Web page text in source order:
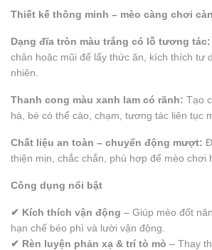
Thiết kế thông minh – mèo càng chơi
Dạng đĩa tròn màu trắng có lỗ tương tác:
chân hoặc mũi để lấy thức ăn, kích thích tư
nhiên.
Thanh cong màu xanh lam có rãnh: Tạo
hà, bé có thể cào, chạm, tương tác liên tục
Chất liệu an toàn – chuyển động mượt:
thiện mịn, chắc chắn, phù hợp để mèo chơi
Công dụng nổi bật
✔ Kích thích vận động – Giúp mèo đốt
hạn chế béo phì và lười vận động.
✔ Rèn luyện phản xạ & trí tò mò – Thay